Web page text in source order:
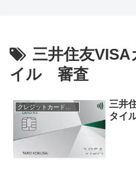
三井住友
イル 審査
三井
タイ